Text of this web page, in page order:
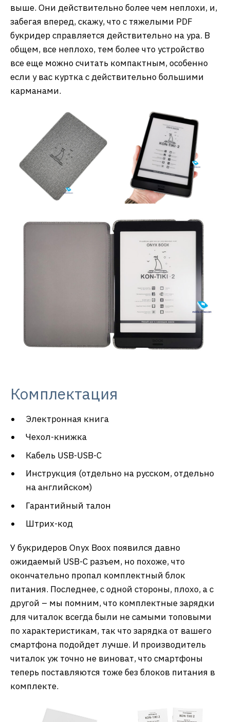
выше. Они действительно более чем неплохи, и,
забегая вперед, скажу, что с тяжелыми PDF
букридер справляется действительно на ура. В
общем, все неплохо, тем более что устройство
все еще можно считать компактным, особенно
если у вас куртка с действительно большими
карманами.
Комплектация
Электронная книга
Чехол-книжка
Кабель USB-USB-С
Инструкция (отдельно на русском, отдельно
на английском)
Гарантийный талон
Штрих-код
У букридеров Onyx Boox появился давно
ожидаемый USB-C разъем, но похоже, что
окончательно пропал комплектный блок
питания. Последнее, с одной стороны, плохо, а с
другой – мы помним, что комплектные зарядки
для читалок всегда были не самыми топовыми
по характеристикам, так что зарядка от вашего
смартфона подойдет лучше. И производитель
читалок уж точно не виноват, что смартфоны
теперь поставляются тоже без блоков питания в
комплекте.